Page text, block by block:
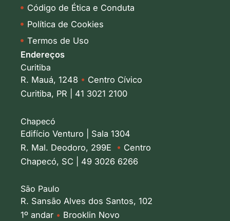
Código de Ética e Conduta
Política de Cookies
Termos de Uso
Endereços
Curitiba
R. Mauá, 1248 • Centro Cívico
Curitiba, PR | 41 3021 2100
Chapecó
Edifício Venturo | Sala 1304
R. Mal. Deodoro, 299E • Centro
Chapecó, SC | 49 3026 6266
São Paulo
R. Sansão Alves dos Santos, 102
1º andar • Brooklin Novo